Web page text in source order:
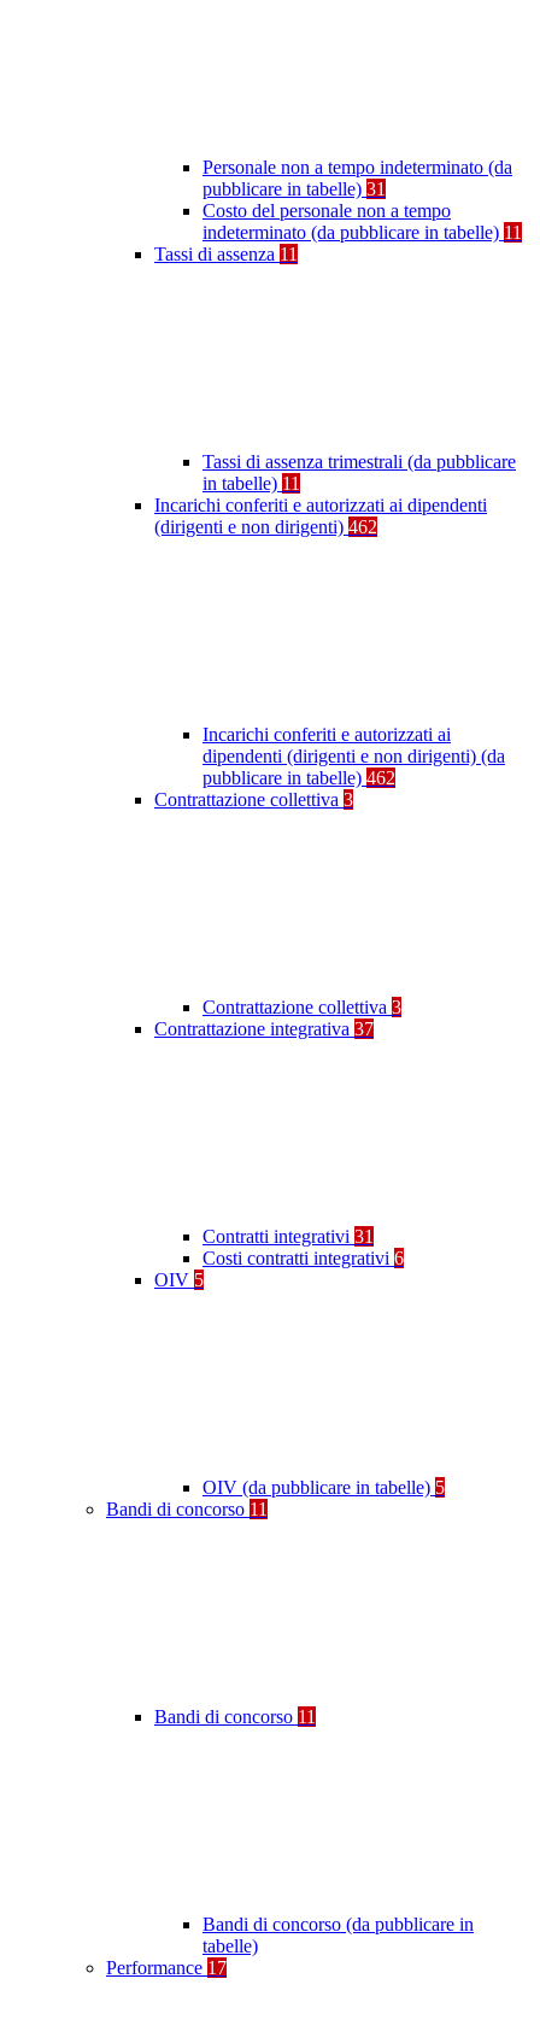
Personale non a tempo indeterminato (da
pubblicare in tabelle) 31
Costo del personale non a tempo
indeterminato (da pubblicare in tabelle) 11
Tassi di assenza 11
Tassi di assenza trimestrali (da pubblicare
in tabelle) 11
Incarichi conferiti e autorizzati ai dipendenti
(dirigenti e non dirigenti) 462
Incarichi conferiti e autorizzati ai
dipendenti (dirigenti e non dirigenti) (da
pubblicare in tabelle) 462
Contrattazione collettiva 3
Contrattazione collettiva 3
Contrattazione integrativa 37
Contratti integrativi 31
Costi contratti integrativi 6
OIV 5
OIV (da pubblicare in tabelle) 5
Bandi di concorso 11
Bandi di concorso 11
Bandi di concorso (da pubblicare in
tabelle)
Performance 17